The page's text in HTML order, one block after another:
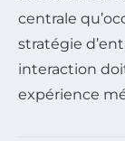
centrale
stratégie
interaction
expérience